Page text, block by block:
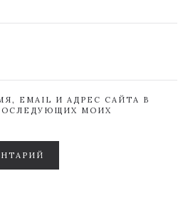
EMAIL И АДРЕС САЙТА В
МОИХ